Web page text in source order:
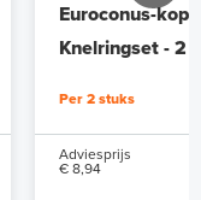
Euroconus-
Knelringset - 2
Per 2 stuks
Adviesprijs
€ 8,94